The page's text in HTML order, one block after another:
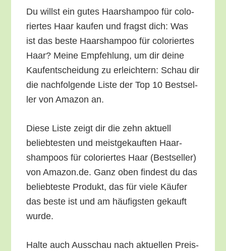
Du willst ein gutes Haar­sham­poo für colo­
rier­tes Haar kau­fen und fragst dich: Was
ist das bes­te Haar­sham­poo für colo­rier­tes
Haar? Mei­ne Emp­feh­lung, um dir dei­ne
Kauf­ent­schei­dung zu erleich­tern: Schau dir
die nach­fol­gen­de Lis­te der Top 10 Best­sel­
ler von Ama­zon an.
Die­se Lis­te zeigt dir die zehn aktu­ell
belieb­tes­ten und meist­ge­kauf­ten Haar­
sham­poos für colo­rier­tes Haar (Best­sel­ler)
von Amazon.de. Ganz oben fin­dest du das
belieb­tes­te Pro­dukt, das für vie­le Käu­fer
das bes­te ist und am häu­figs­ten gekauft
wurde.
Hal­te auch Aus­schau nach aktu­el­len Preis­